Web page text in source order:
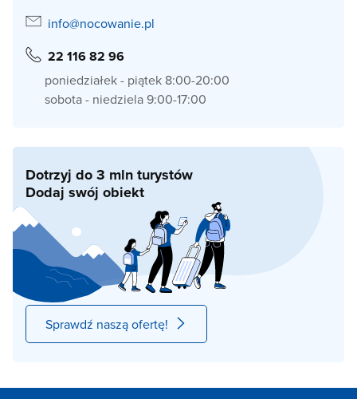
info@nocowanie.pl
22 116 82 96
poniedziałek - piątek 8:00-20:00
sobota - niedziela 9:00-17:00
Dotrzyj do 3 mln turystów
Dodaj swój obiekt
Sprawdź naszą ofertę!